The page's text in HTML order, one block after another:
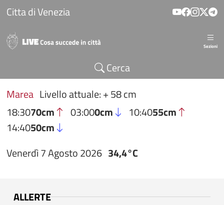
Salta al contenuto principale
Citta di Venezia
Sezioni
Cerca
Marea Livello attuale: + 58 cm
18:3070cm 03:000cm 10:4055cm
14:4050cm
Venerdì 7 Agosto 2026 34,4°C
ALLERTE